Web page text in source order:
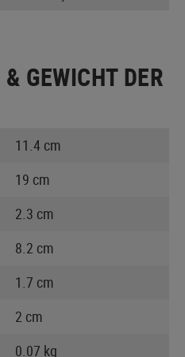
GEWICHT DER
11.4 cm
19 cm
2.3 cm
8.2 cm
1.7 cm
2 cm
0.07 kg